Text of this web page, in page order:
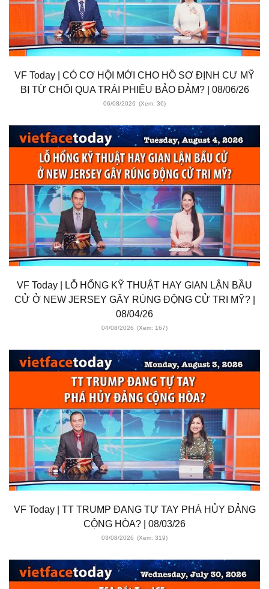
VF Today | CÓ CƠ HỘI MỚI CHO HỒ SƠ ĐỊNH CƯ MỸ
BỊ TỪ CHỐI QUA TRÁI PHIẾU BẢO ĐẢM? | 08/06/26
06/08/2026 (Xem: 36)
VF Today | LỖ HỔNG KỸ THUẬT HAY GIAN LẬN BẦU
CỬ Ở NEW JERSEY GÂY RÚNG ĐỘNG CỬ TRI MỸ? |
08/04/26
04/08/2026 (Xem: 167)
VF Today | TT TRUMP ĐANG TỰ TAY PHÁ HỦY ĐẢNG
CỘNG HÒA? | 08/03/26
03/08/2026 (Xem: 319)